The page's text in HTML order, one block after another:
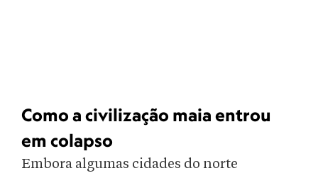
Como a civilização maia entrou
em colapso
Embora algumas cidades do norte